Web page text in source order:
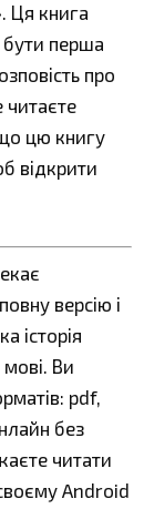
Ця книга
перша
про
читаєте
цю книгу
відкрити
версію і
історія
мові. Ви
pdf,
без
читати
Android